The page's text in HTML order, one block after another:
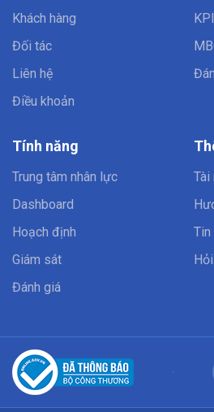
Khách hàng
Đối tác
Liên hệ
Điều khoản
KPI
Tính năng
Trung tâm nhân lực
Dashboard
Hoạch định
Giám sát
Đánh giá
Tài